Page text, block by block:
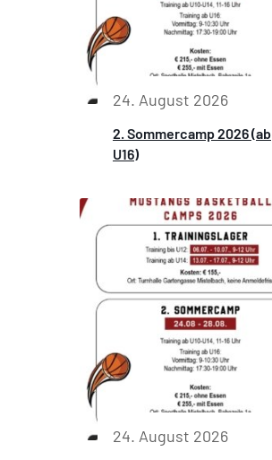
24. August 2026
2. Sommercamp 2026 (ab
U16)
24. August 2026